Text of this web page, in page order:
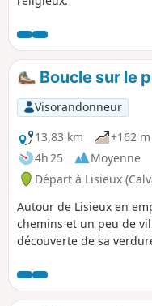
Boucle sur le
Visorandonneur
13,83 km
+162 m
4h 25
Moyenne
Départ à Lisieux
Autour de Lisieux en
chemins et un peu de
découverte de sa